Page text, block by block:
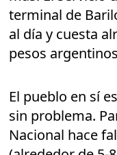
terminal de
al día y cuesta
pesos
El pueblo en sí
sin problema.
Nacional hace